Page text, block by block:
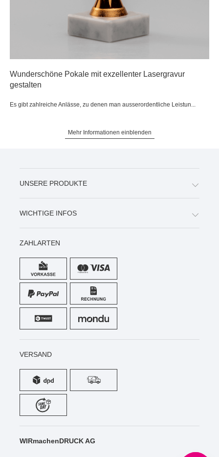
Wunderschöne Pokale mit exzellenter Lasergravur
gestalten
Es gibt zahlreiche Anlässe, zu denen man ausserordentliche Leistun...
Mehr Informationen einblenden
UNSERE PRODUKTE
WICHTIGE INFOS
ZAHLARTEN
VERSAND
WIRmachenDRUCK AG